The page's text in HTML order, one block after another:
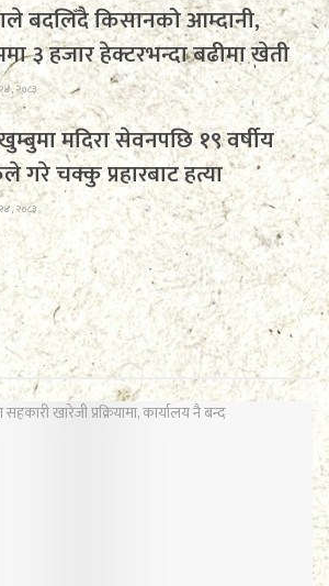
बदलिँदै किसानको आम्दानी,
३ हजार हेक्टरभन्दा बढीमा खेती
२०८३
मदिरा सेवनपछि १९ वर्षीय
गरे चक्कु प्रहारबाट हत्या
२०८३